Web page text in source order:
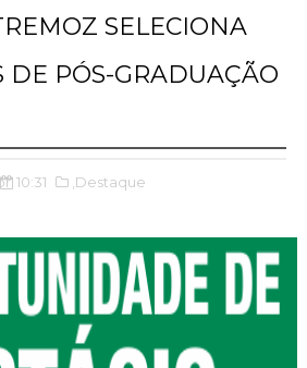
SELECIONA
DE PÓS-GRADUAÇÃO
10:31 ,Destaque